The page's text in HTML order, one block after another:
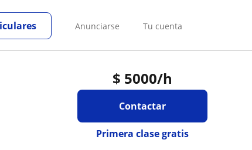
Anunciarse Tu cuenta
$ 5000/h
Contactar
Primera clase gratis